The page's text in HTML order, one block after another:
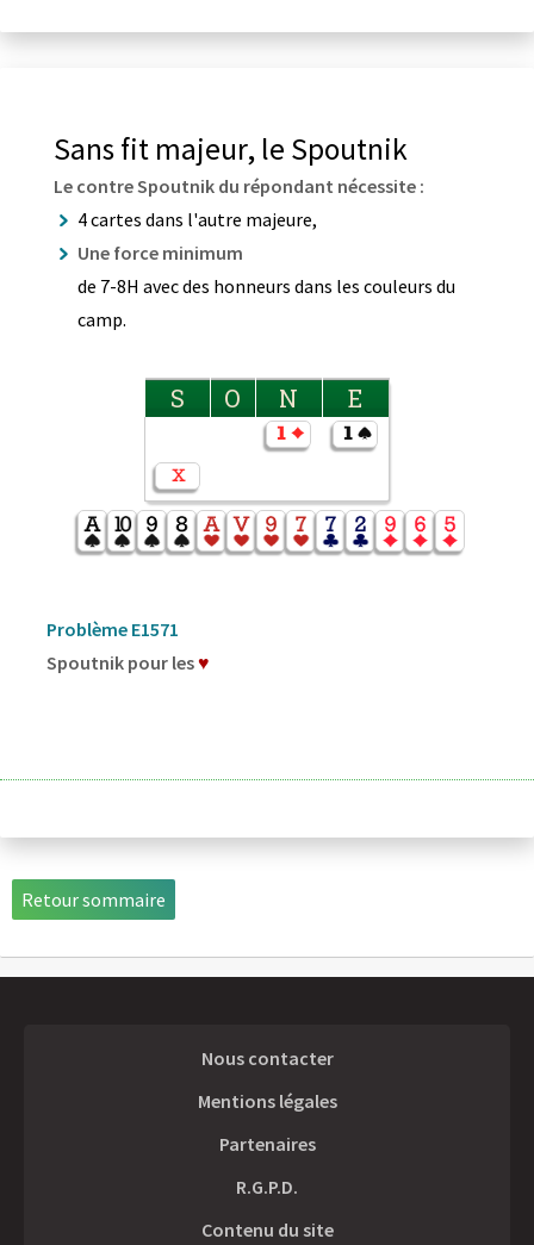
Sans fit majeur, le Spoutnik
Le contre Spoutnik du répondant nécessite :
4 cartes dans l'autre majeure,
Une force minimum
de 7-8H avec des honneurs dans les couleurs du
camp.
S O N E
Problème E1571
Spoutnik pour les♥
Retour sommaire
Nous contacter
Mentions légales
Partenaires
R.G.P.D.
Contenu du site